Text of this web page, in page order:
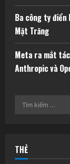
Ba công ty
Mặt Trăng
Meta ra mắt
Anthropic và
Tìm
THẺ